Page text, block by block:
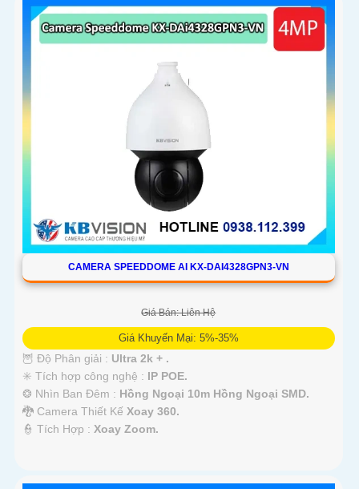
CAMERA SPEEDDOME AI KX-DAI4328GPN3-VN
Giá Bán: Liên Hệ
Giá Khuyến Mại: 5%-35%
🦉 Độ Phân giải : Ultra 2k + .
✳️ Tích hợp công nghệ : IP POE.
❂ Nhìn Ban Đêm : Hồng Ngoại 10m Hồng Ngoại SMD.
🐉️ Camera Thiết Kế Xoay 360.
️👮 Tích Hợp : Xoay Zoom.